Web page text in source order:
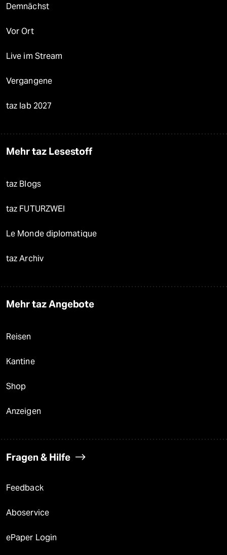
Demnächst
Vor Ort
Live im Stream
Vergangene
taz lab 2027
Mehr taz Lesestoff
taz Blogs
taz FUTURZWEI
Le Monde diplomatique
taz Archiv
Mehr taz Angebote
Reisen
Kantine
Shop
Anzeigen
Fragen & Hilfe
Feedback
Aboservice
ePaper Login